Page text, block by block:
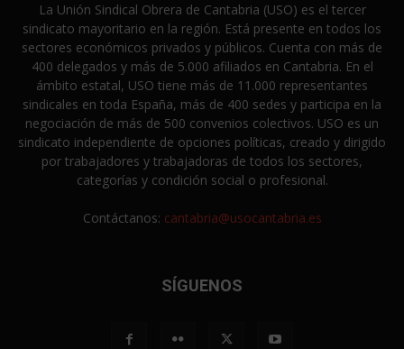
La Unión Sindical Obrera de Cantabria (USO) es el tercer
sindicato mayoritario en la región. Está presente en todos los
sectores económicos privados y públicos. Cuenta con más de
400 delegados y más de 5.000 afiliados en Cantabria. En el
ámbito estatal, USO tiene más de 11.000 representantes
sindicales en toda España, más de 400 sedes y participa en la
negociación de más de 500 convenios colectivos. USO es un
sindicato independiente de opciones políticas, creado y dirigido
por trabajadores y trabajadoras de todos los sectores,
categorías y condición social o profesional.
Contáctanos: cantabria@usocantabria.es
SÍGUENOS